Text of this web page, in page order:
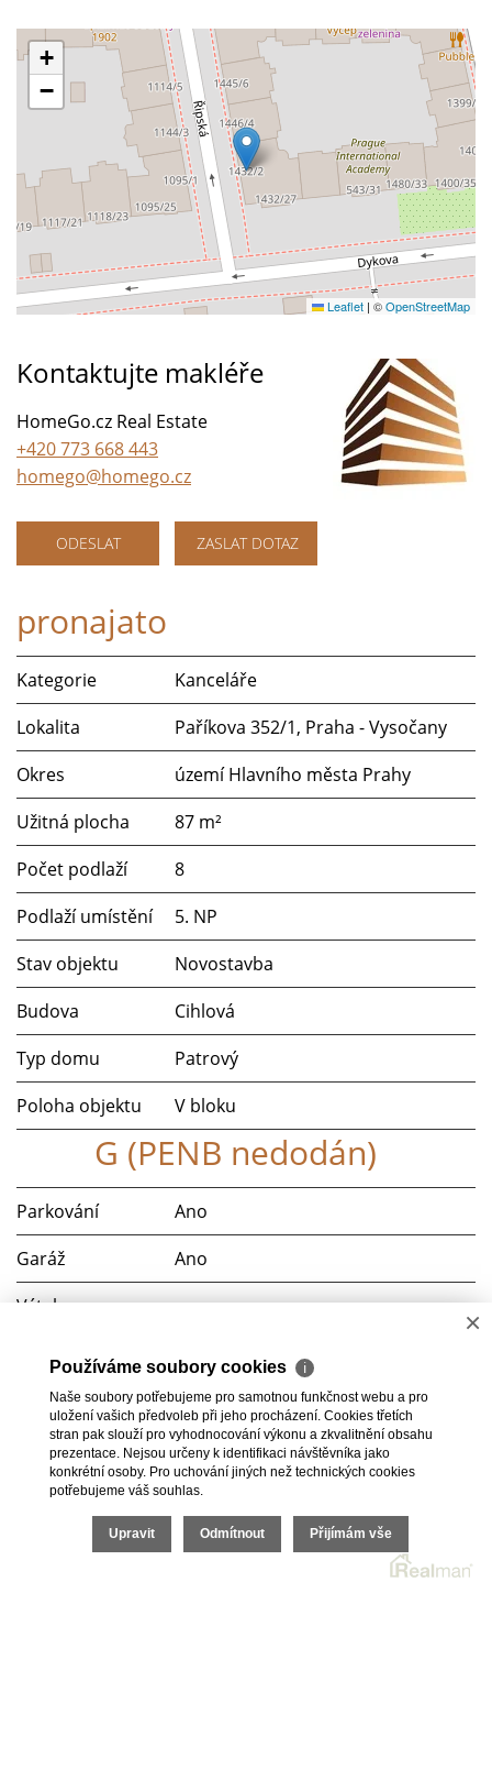
+
−
Leaflet | ©OpenStreetMap
Kontaktujte makléře
HomeGo.cz Real Estate
+420 773 668 443
homego@homego.cz
ODESLAT ZASLAT DOTAZ
pronajato
Kategorie
Kanceláře
Lokalita
Paříkova 352/1, Praha - Vysočany
Okres
území Hlavního města Prahy
Užitná plocha
87 m²
Počet podlaží
8
Podlaží umístění
5. NP
Stav objektu
Novostavba
Budova
Cihlová
Typ domu
Patrový
Poloha objektu
V bloku
G (PENB nedodán)
Parkování
Ano
Garáž
Ano
Výtah
ano
Telekomunikace
Telefon, Internet, Kabelová
televize
Doprava
MHD
2026 © HomeGo.cz, všechna práva vyhrazena |Cookies
Realitní SWRealman
×
Používáme soubory cookies ℹ
Naše soubory potřebujeme pro samotnou funkčnost webu a pro
uložení vašich předvoleb při jeho procházení. Cookies třetích
stran pak slouží pro vyhodnocování výkonu a zkvalitnění obsahu
prezentace. Nejsou určeny k identifikaci návštěvníka jako
konkrétní osoby. Pro uchování jiných než technických cookies
potřebujeme váš souhlas.
Upravit Odmítnout Přijímám vše